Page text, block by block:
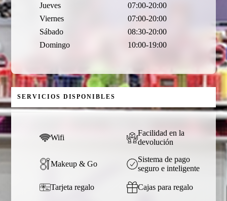
Jueves
07:00-20:00
Viernes
07:00-20:00
Sábado
08:30-20:00
Domingo
10:00-19:00
SERVICIOS DISPONIBLES
Wifi
Facilidad en la
devolución
Makeup & Go
Sistema de pago
seguro e inteligente
Tarjeta regalo Cajas para regalo